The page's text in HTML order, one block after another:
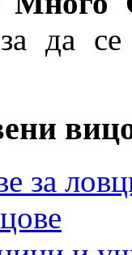
да се
за